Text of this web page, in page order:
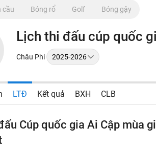
cầu Bóng rổ Golf Bóng gậy
Lịch thi đấu cúp quốc
Châu Phi
LTĐ Kết quả BXH CLB
Cúp quốc gia Ai Cập mùa